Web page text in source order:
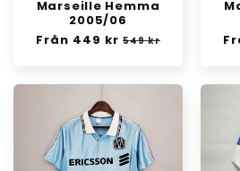
Marseille Hemma
2005/06
Ordinarie
Från 449 kr Försäljningspris
549 kr